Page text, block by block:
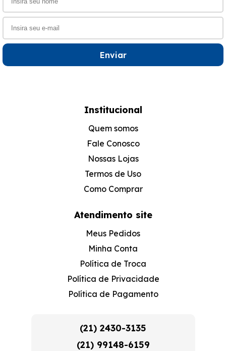
Enviar
Institucional
Quem somos
Fale Conosco
Nossas Lojas
Termos de Uso
Como Comprar
Atendimento site
Meus Pedidos
Minha Conta
Política de Troca
Política de Privacidade
Política de Pagamento
(21) 2430-3135
(21) 99148-6159